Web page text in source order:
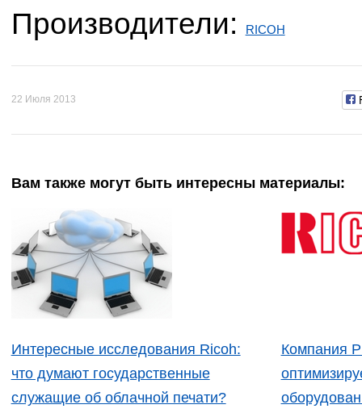
Производители: RICOH
22 Июля 2013
Вам также могут быть интересны материалы:
Интересные исследования Ricoh:
что думают государственные
служащие об облачной печати?
Компания